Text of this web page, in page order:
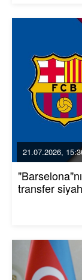
21.07.2026,
transfer